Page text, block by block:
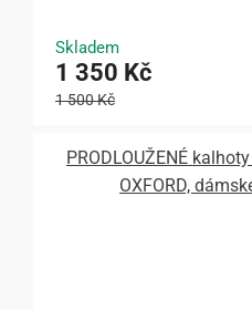
Skladem
1 350 Kč
1 500 Kč
PRODLOUŽENÉ
OXFORD,